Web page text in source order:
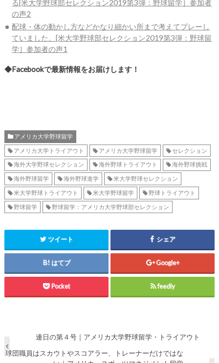
る[米大学野球部セレクション2019第3弾：野球留学］参加者
の声2
配球・体の動かし方などかなり細かい所まで考えてプレーし
ていました。[米大学野球部セレクション2019第3弾：野球留
学］参加者の声1
◆Facebookで最新情報をお届けします！
アメリカ大学野球留学
アメリカ大学トライアウト
アメリカ大学野球留学
セレクション
海外大学野球セレクション
海外野球トライアウト
海外野球挑戦
海外野球留学
海外野球進学
米大学野球セレクション
米大学野球トライアウト
米大学野球留学
野球トライアウト
野球留学
野球留学：アメリカ大学野球部セレクション
ツイート シェア
はてブ Google+
Pocket feedly
連日の第４号｜アメリカ大学野球留学・トライアウト
球団職員はスカウトやスコアラー、トレーナーだけではな